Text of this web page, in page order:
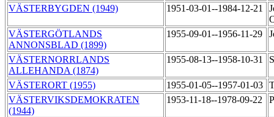
VÄSTERBYGDEN (1949) 1951-03-01--1984-12-21
VÄSTERGÖTLANDS
ANNONSBLAD (1899)
1955-09-01--1956-11-29
VÄSTERNORRLANDS
ALLEHANDA (1874)
1955-08-13--1958-10-31
VÄSTERORT (1955) 1955-01-05--1957-01-03
VÄSTERVIKSDEMOKRATEN
(1944)
1953-11-18--1978-09-22